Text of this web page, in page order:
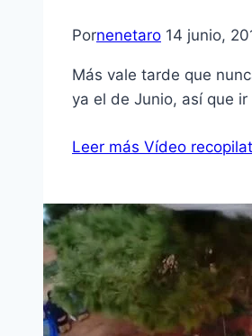
Pornenetaro 14 junio,
Más vale tarde que
ya el de Junio, así que
Leer más Vídeo